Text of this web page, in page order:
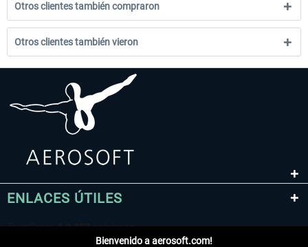
Otros clientes también compraron
Otros clientes también vieron
ENLACES ÚTILES
Bienvenido a aerosoft.com!